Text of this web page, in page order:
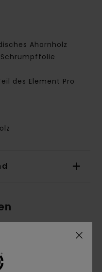
Ahornholz
des Element Pro